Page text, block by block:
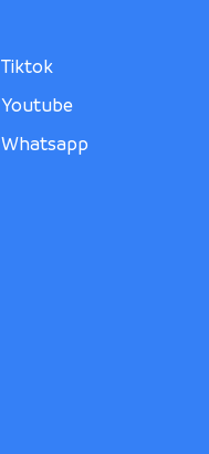
Tiktok
Youtube
Whatsapp